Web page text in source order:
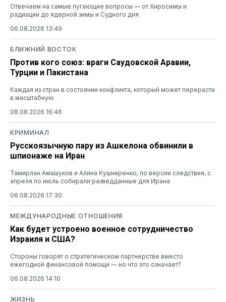
Отвечаем на самые пугающие вопросы — от Хиросимы и
радиации до ядерной зимы и Судного дня
06.08.2026 13:49
БЛИЖНИЙ ВОСТОК
Против кого союз: враги Саудовской Аравии,
Турции и Пакистана
Каждая из стран в состоянии конфликта, который может перерасти
в масштабную
08.08.2026 16:46
КРИМИНАЛ
Русскоязычную пару из Ашкелона обвинили в
шпионаже на Иран
Тамирлан Амашуков и Алина Кушниренко, по версии следствия, с
апреля по июль собирали разведданные для Ирана
06.08.2026 17:30
МЕЖДУНАРОДНЫЕ ОТНОШЕНИЯ
Как будет устроено военное сотрудничество
Израиля и США?
Стороны говорят о стратегическом партнерстве вместо
ежегодной финансовой помощи — но что это означает?
06.08.2026 14:10
ЖИЗНЬ